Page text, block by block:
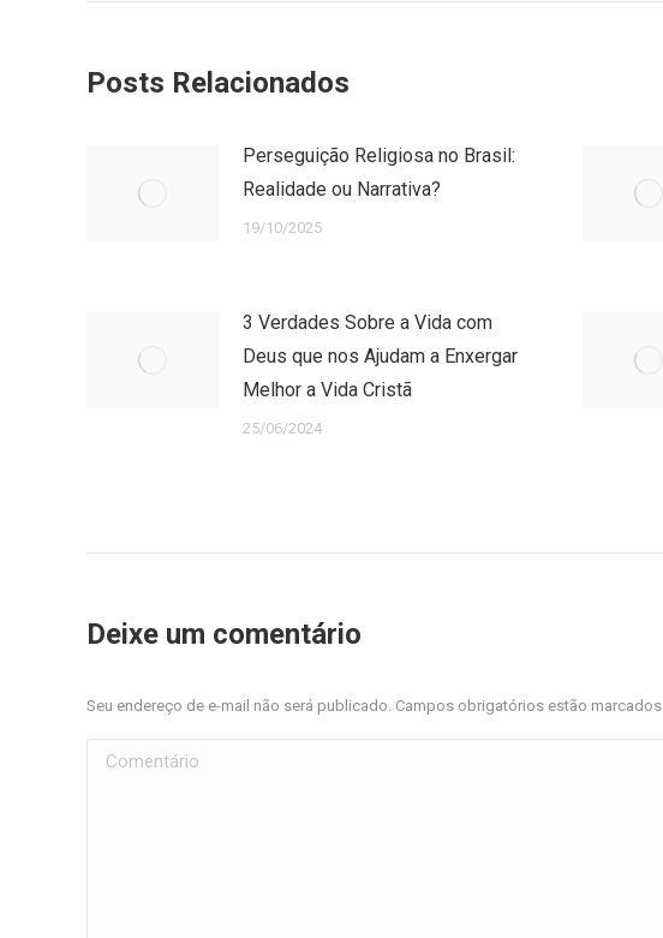
Posts Relacionados
Perseguição Religiosa no Brasil:
Realidade ou Narrativa?
19/10/2025
3 Verdades Sobre a Vida com
Deus que nos Ajudam a Enxergar
Melhor a Vida Cristã
25/06/2024
Deixe um comentário
Seu endereço de e-mail não será publicado. Campos obrigatórios estão marcados
Comentário